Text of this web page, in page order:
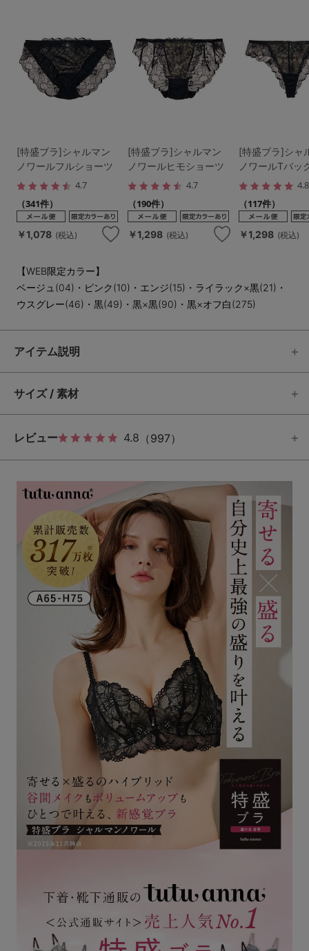
[特盛ブラ]シャルマン
ノワールフルショーツ
4.7
（341件）
￥1,078 (税込)
[特盛ブラ]シャルマン
ノワールヒモショーツ
4.7
（190件）
￥1,298 (税込)
[特盛ブラ]シャ
ノワールTバッ
4.8
（117件）
￥1,298 (税込)
【WEB限定カラー】
ベージュ(04)・ピンク(10)・エンジ(15)・ライラック×黒(21)・
ウスグレー(46)・黒(49)・黒×黒(90)・黒×オフ白(275)
アイテム説明
サイズ / 素材
レビュー 4.8 （997）